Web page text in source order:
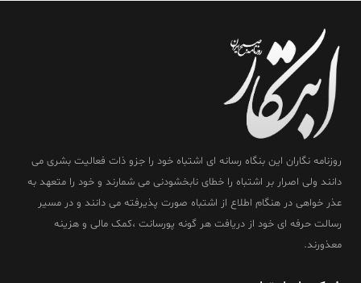
روزنامه نگاران این بنگاه رسانه ای اشتباه خود را جزو ذات فعالیت بشری می
دانند ولی اصرار بر اشتباه را خطای نابخشودنی می شمارند و خود را متعهد به
عذر خواهی در هنگام اطلاع از اشتباه صورت پذیرفته می دانند و در مسیر
رسالت حرفه ای خود از دریافت هر گونه پورسانت ،کمک مالی و هزینه
معذورند.